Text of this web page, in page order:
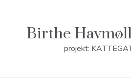
Birthe
projekt: